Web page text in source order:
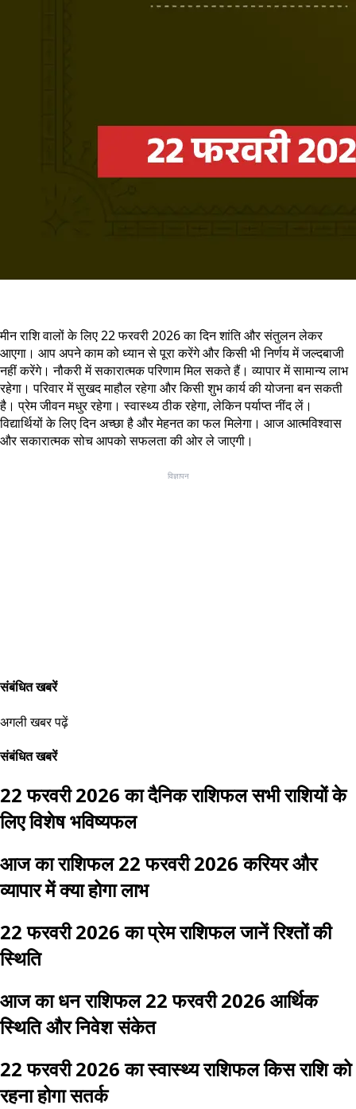
मीन राशि वालों के लिए 22 फरवरी 2026 का दिन शांति और संतुलन लेकर
आएगा। आप अपने काम को ध्यान से पूरा करेंगे और किसी भी निर्णय में जल्दबाजी
नहीं करेंगे। नौकरी में सकारात्मक परिणाम मिल सकते हैं। व्यापार में सामान्य लाभ
रहेगा। परिवार में सुखद माहौल रहेगा और किसी शुभ कार्य की योजना बन सकती
है। प्रेम जीवन मधुर रहेगा। स्वास्थ्य ठीक रहेगा, लेकिन पर्याप्त नींद लें।
विद्यार्थियों के लिए दिन अच्छा है और मेहनत का फल मिलेगा। आज आत्मविश्वास
और सकारात्मक सोच आपको सफलता की ओर ले जाएगी।
विज्ञापन
संबंधित खबरें
अगली खबर पढ़ें
संबंधित खबरें
22 फरवरी 2026 का दैनिक राशिफल सभी राशियों के
लिए विशेष भविष्यफल
आज का राशिफल 22 फरवरी 2026 करियर और
व्यापार में क्या होगा लाभ
22 फरवरी 2026 का प्रेम राशिफल जानें रिश्तों की
स्थिति
आज का धन राशिफल 22 फरवरी 2026 आर्थिक
स्थिति और निवेश संकेत
22 फरवरी 2026 का स्वास्थ्य राशिफल किस राशि को
रहना होगा सतर्क